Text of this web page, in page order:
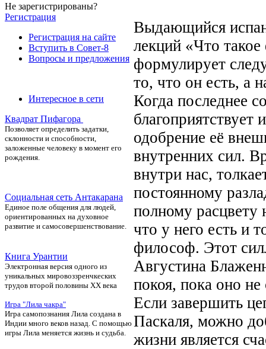
Не зарегистрированы?
Регистрация
Регистрация на сайте
Вступить в Совет-8
Вопросы и предложения
Интересное в сети
Квадрат Пифагора
Позволяет определить задатки,
склонности и способности,
заложенные человеку в момент его
рождения.
Социальная сеть Антакарана
Единое поле общения для людей,
ориентированных на духовное
развитие и самосовершенствование.
Книга Урантии
Электронная версия одного из
уникальных мировоззренчкеских
трудов второй половины ХХ века
Игра "Лила чакра"
Игра самопознания Лила создана в
Индии много веков назад. С помощью
игры Лила меняется жизнь и судьба.
Выдающийся
лекций «Что
формулирует
то, что он есть, а
Когда последнее
одобрение её
внутренних сил.
внутри нас,
постоянному
полному расцвету
что у него есть и
философ. Этот
Августина
покоя, пока оно
Если завершить
Паскаля, можно
жизни является